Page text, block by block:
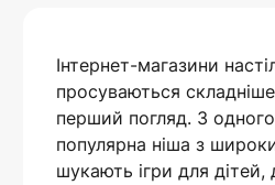
Інтернет-магазини
просуваються
перший погляд. З
популярна ніша з
шукають ігри для дітей,